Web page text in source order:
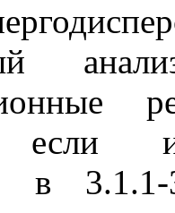
если
в